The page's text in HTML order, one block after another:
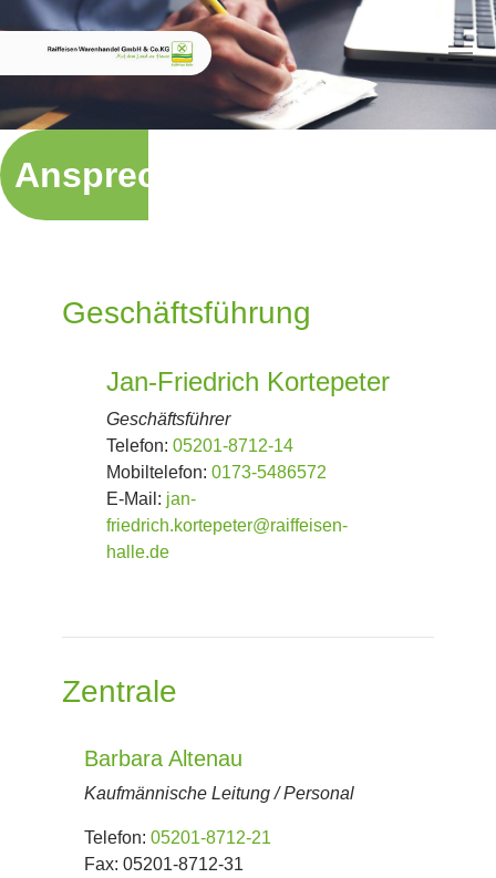
Skip to main content
Ansprechpartner
Ansprechpartner
Ansprechpartner
Ansprechpartner
Geschäftsführung
Jan-Friedrich Kortepeter
Geschäftsführer
Telefon: 05201-8712-14
Mobiltelefon: 0173-5486572
E-Mail: jan-
friedrich.kortepeter@raiffeisen-
halle.de
Zentrale
Barbara Altenau
Kaufmännische Leitung / Personal
Telefon: 05201-8712-21
Fax: 05201-8712-31